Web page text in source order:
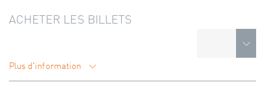
ACHETER LES BILLETS
Plus d'information